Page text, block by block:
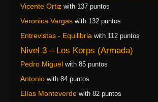
Vicente Ortiz with 137 puntos
Veronica Vargas with 132 puntos
Entrevistas - Equilibria with 112 puntos
Nivel 3 – Los Korps (Armada)
Pedro Miguel with 85 puntos
Antonio with 84 puntos
Elías Monteverde with 82 puntos